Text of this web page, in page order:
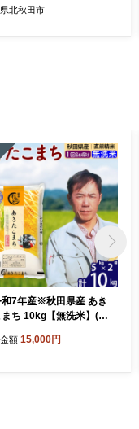
周期調整可能 隔月に
北秋田市
7年産※秋田県産 あき
ち 10kg【無洗米】(5k
2025年産 お届け時期選
額 15,000円